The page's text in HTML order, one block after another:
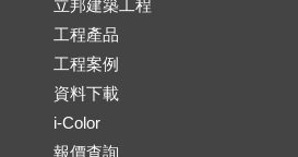
立邦建築工程
工程產品
工程案例
資料下載
i-Color
報價查詢